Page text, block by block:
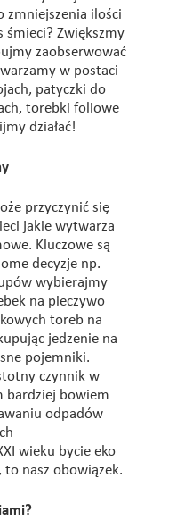
zmniejszenia ilości
śmieci? Zwiększmy
zaobserwować
w postaci
patyczki do
torebki foliowe
działać!
przyczynić się
jakie wytwarza
Kluczowe są
decyzje np.
wybierajmy
na pieczywo
toreb na
jedzenie na
pojemniki.
czynnik w
bardziej bowiem
odpadów
wieku bycie eko
nasz obowiązek.